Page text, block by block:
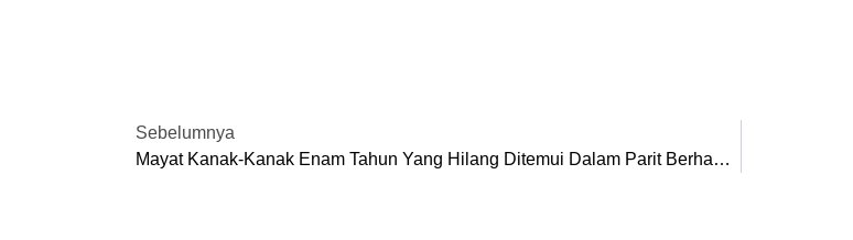
Sebelumnya
Mayat Kanak-Kanak Enam Tahun Yang Hilang Ditemui Dalam Parit Berhampiran Rumah Di Perak